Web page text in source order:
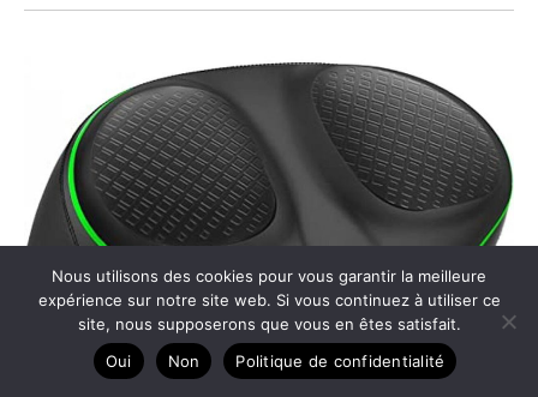
Nous utilisons des cookies pour vous garantir la meilleure
expérience sur notre site web. Si vous continuez à utiliser ce
site, nous supposerons que vous en êtes satisfait.
Oui
Non Politique de confidentialité